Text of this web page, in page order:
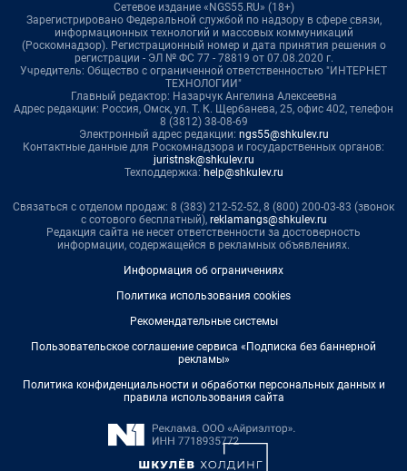
Сетевое издание «NGS55.RU» (18+)
Зарегистрировано Федеральной службой по надзору в сфере связи,
информационных технологий и массовых коммуникаций
(Роскомнадзор). Регистрационный номер и дата принятия решения о
регистрации - ЭЛ № ФС 77 - 78819 от 07.08.2020 г.
Учредитель: Общество с ограниченной ответственностью "ИНТЕРНЕТ
ТЕХНОЛОГИИ"
Главный редактор: Назарчук Ангелина Алексеевна
Адрес редакции: Россия, Омск, ул. Т. К. Щербанева, 25, офис 402, телефон
8 (3812) 38-08-69
Электронный адрес редакции: ngs55@shkulev.ru
Контактные данные для Роскомнадзора и государственных органов:
juristnsk@shkulev.ru
Техподдержка: help@shkulev.ru
Связаться с отделом продаж: 8 (383) 212-52-52, 8 (800) 200-03-83 (звонок
с сотового бесплатный), reklamangs@shkulev.ru
Редакция сайта не несет ответственности за достоверность
информации, содержащейся в рекламных объявлениях.
Информация об ограничениях
Политика использования cookies
Рекомендательные системы
Пользовательское соглашение сервиса «Подписка без баннерной
рекламы»
Политика конфиденциальности и обработки персональных данных и
правила использования сайта